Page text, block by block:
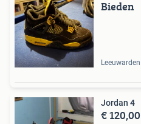
Bieden
Leeuwarden
Jordan 4
€ 120,00